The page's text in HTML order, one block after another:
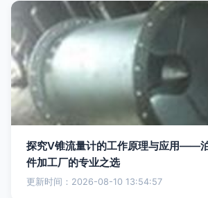
探究V锥流量计的工作原理与应用——
件加工厂的专业之选
更新时间：2026-08-10 13:54:57